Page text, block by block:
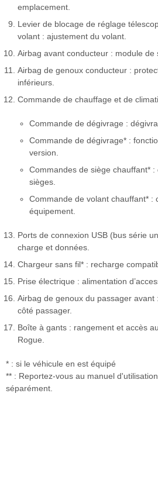
emplacement.
Levier de blocage de réglage
volant : ajustement du volant.
Airbag avant conducteur : module de
Airbag de genoux conducteur :
inférieurs.
Commande de chauffage et de
Commande de dégivrage :
Commande de dégivrage* :
version.
Commandes de siège chauffant*
sièges.
Commande de volant chauffant* :
équipement.
Ports de connexion USB (bus série
charge et données.
Chargeur sans fil* : recharge
Prise électrique : alimentation
Airbag de genoux du passager avant
côté passager.
Boîte à gants : rangement et accès
Rogue.
* : si le véhicule en est équipé
** : Reportez-vous au manuel
séparément.